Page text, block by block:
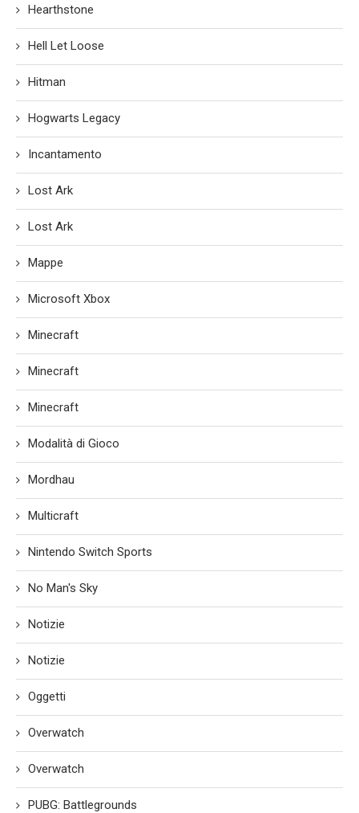
Hearthstone
Hell Let Loose
Hitman
Hogwarts Legacy
Incantamento
Lost Ark
Lost Ark
Mappe
Microsoft Xbox
Minecraft
Minecraft
Minecraft
Modalità di Gioco
Mordhau
Multicraft
Nintendo Switch Sports
No Man's Sky
Notizie
Notizie
Oggetti
Overwatch
Overwatch
PUBG: Battlegrounds